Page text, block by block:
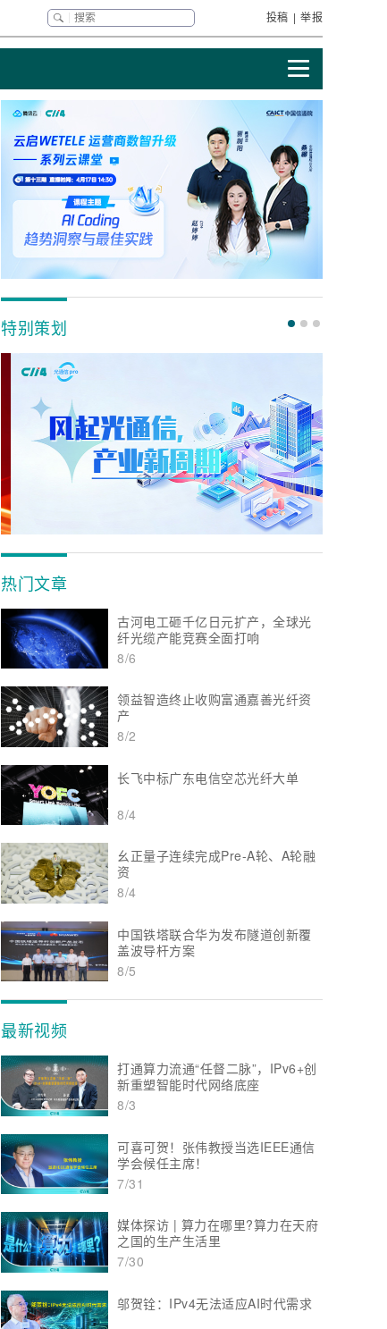
投稿 | 举报
特别策划
热门文章
古河电工砸千亿日元扩产，全球光
纤光缆产能竞赛全面打响
8/6
领益智造终止收购富通嘉善光纤资
产
8/2
长飞中标广东电信空芯光纤大单
8/4
幺正量子连续完成Pre-A轮、A轮融
资
8/4
中国铁塔联合华为发布隧道创新覆
盖波导杆方案
8/5
最新视频
打通算力流通“任督二脉”，IPv6+创
新重塑智能时代网络底座
8/3
可喜可贺！张伟教授当选IEEE通信
学会候任主席！
7/31
媒体探访 | 算力在哪里?算力在天府
之国的生产生活里
7/30
邬贺铨：IPv4无法适应AI时代需求